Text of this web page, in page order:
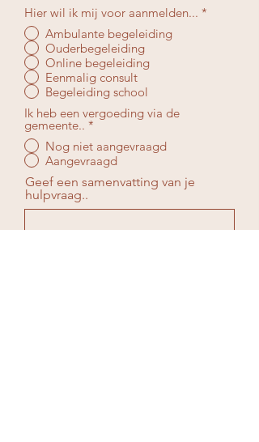
Hier wil ik mij voor aanmelden... *
Ambulante begeleiding
Ouderbegeleiding
Online begeleiding
Eenmalig consult
Begeleiding school
Ik heb een vergoeding via de
gemeente.. *
Nog niet aangevraagd
Aangevraagd
Geef een samenvatting van je
hulpvraag..